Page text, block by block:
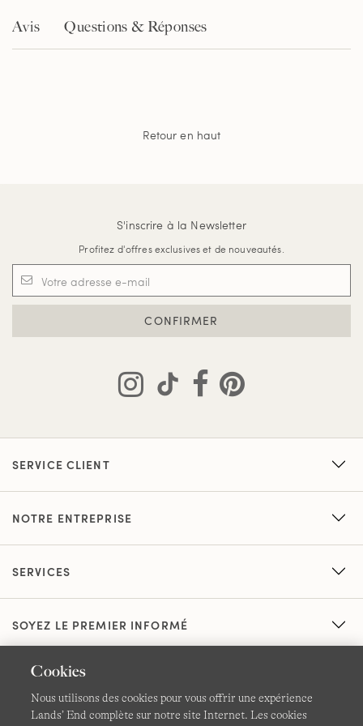
Avis Questions & Réponses
Retour en haut
S'inscrire à la Newsletter
Profitez d'offres exclusives et de nouveautés.
CONFIRMER
SERVICE CLIENT
NOTRE ENTREPRISE
SERVICES
SOYEZ LE PREMIER INFORMÉ
Cookies
Nous utilisons des cookies pour vous offrir une expérience
Lands’ End complète sur notre site Internet. Les cookies